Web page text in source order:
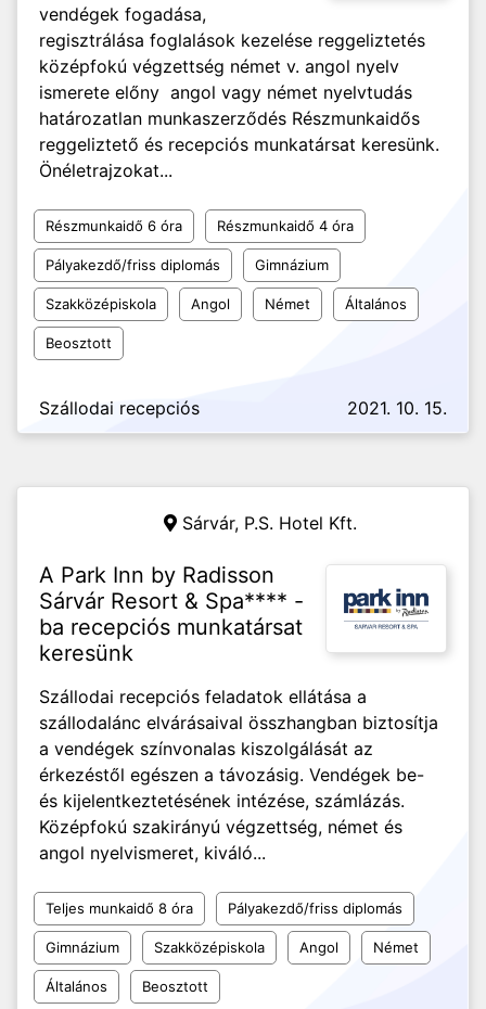
vendégek fogadása,
regisztrálása foglalások kezelése reggeliztetés
középfokú végzettség német v. angol nyelv
ismerete előny angol vagy német nyelvtudás
határozatlan munkaszerződés Részmunkaidős
reggeliztető és recepciós munkatársat keresünk.
Önéletrajzokat...
Részmunkaidő 6 óra Részmunkaidő 4 óra
Pályakezdő/friss diplomás Gimnázium
Szakközépiskola Angol Német Általános
Beosztott
Szállodai recepciós 2021. 10. 15.
Sárvár, P.S. Hotel Kft.
A Park Inn by Radisson
Sárvár Resort & Spa**** -
ba recepciós munkatársat
keresünk
Szállodai recepciós feladatok ellátása a
szállodalánc elvárásaival összhangban biztosítja
a vendégek színvonalas kiszolgálását az
érkezéstől egészen a távozásig. Vendégek be-
és kijelentkeztetésének intézése, számlázás.
Középfokú szakirányú végzettség, német és
angol nyelvismeret, kiváló...
Teljes munkaidő 8 óra Pályakezdő/friss diplomás
Gimnázium Szakközépiskola Angol Német
Általános Beosztott